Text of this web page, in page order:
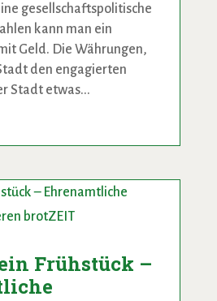
gesellschaftspolitische
kann man ein
Geld. Die Währungen,
den engagierten
Stadt etwas...
Frühstück –